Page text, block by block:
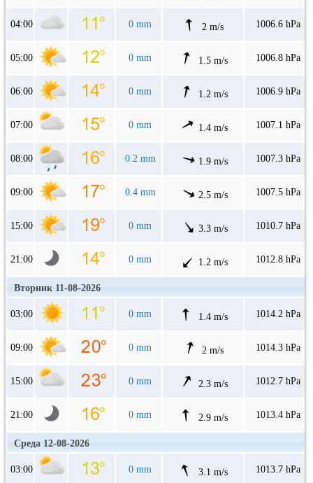
04:00 0 mm 2 m/s 1006.6 hPa
05:00 0 mm 1.5 m/s 1006.8 hPa
06:00 0 mm 1.2 m/s 1006.9 hPa
07:00 0 mm 1.4 m/s 1007.1 hPa
08:00 0.2 mm 1.9 m/s 1007.3 hPa
09:00 0.4 mm 2.5 m/s 1007.5 hPa
15:00 0 mm 3.3 m/s 1010.7 hPa
21:00 0 mm 1.2 m/s 1012.8 hPa
Вторник 11-08-2026
03:00 0 mm 1.4 m/s 1014.2 hPa
09:00 0 mm 2 m/s 1014.3 hPa
15:00 0 mm 2.3 m/s 1012.7 hPa
21:00 0 mm 2.9 m/s 1013.4 hPa
Среда 12-08-2026
03:00 0 mm 3.1 m/s 1013.7 hPa